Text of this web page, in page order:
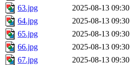
63.jpg
2025-08-13 09:30
64.jpg
2025-08-13 09:30
65.jpg
2025-08-13 09:30
66.jpg
2025-08-13 09:30
67.jpg
2025-08-13 09:30